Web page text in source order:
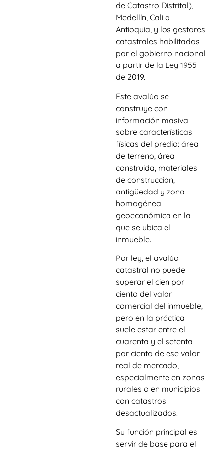
de Catastro Distrital),
Medellín, Cali o
Antioquia, y los gestores
catastrales habilitados
por el gobierno nacional
a partir de la Ley 1955
de 2019.
Este avalúo se
construye con
información masiva
sobre características
físicas del predio: área
de terreno, área
construida, materiales
de construcción,
antigüedad y zona
homogénea
geoeconómica en la
que se ubica el
inmueble.
Por ley, el avalúo
catastral no puede
superar el cien por
ciento del valor
comercial del inmueble,
pero en la práctica
suele estar entre el
cuarenta y el setenta
por ciento de ese valor
real de mercado,
especialmente en zonas
rurales o en municipios
con catastros
desactualizados.
Su función principal es
servir de base para el